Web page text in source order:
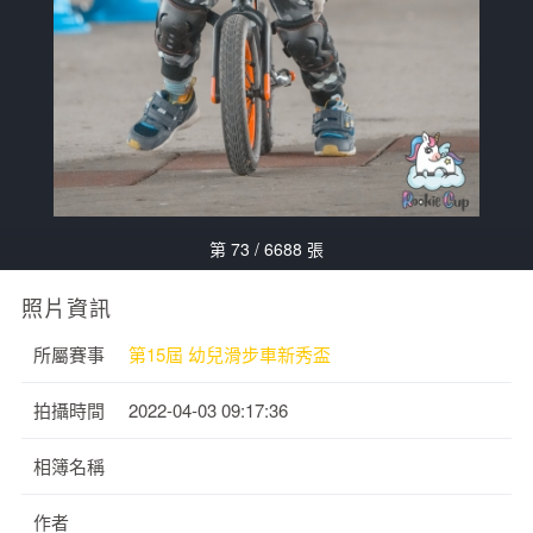
第 73 / 6688 張
照片資訊
所屬賽事 第15屆 幼兒滑步車新秀盃
拍攝時間 2022-04-03 09:17:36
相簿名稱
作者